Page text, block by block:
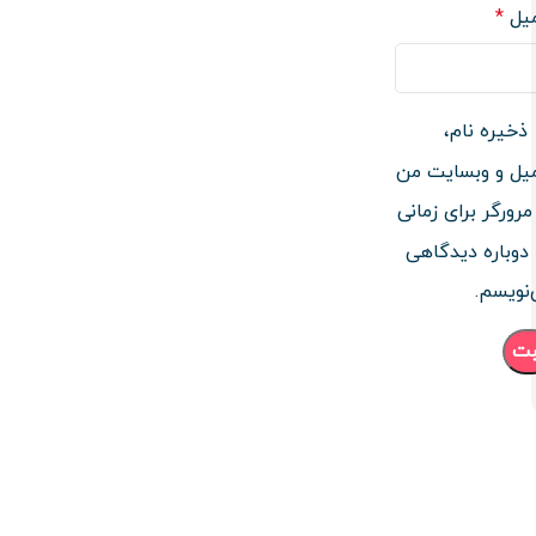
*
ذخیره نام،
و وبسایت من
برای زمانی
دیدگاهی